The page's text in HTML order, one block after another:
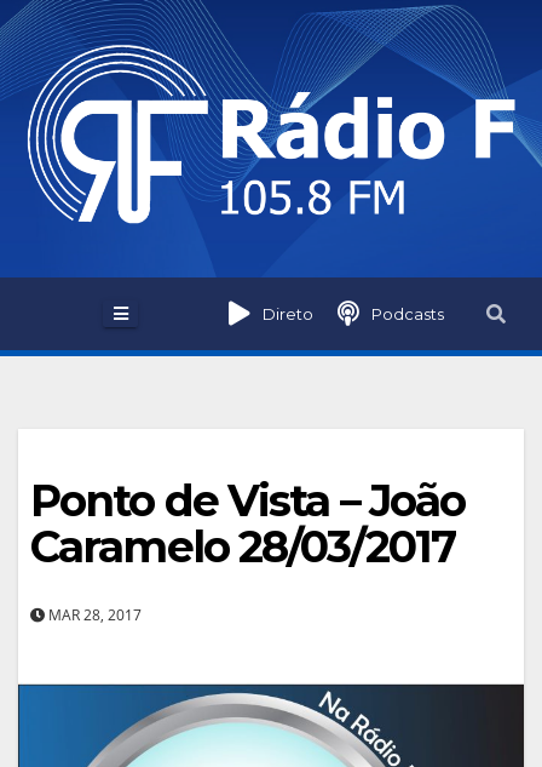
Skip
to
content
Direto Podcasts
Ponto de Vista – João
Caramelo 28/03/2017
MAR 28, 2017